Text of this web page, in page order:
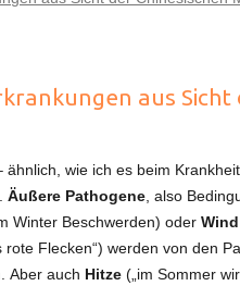
aus Sicht
ähnlich, wie ich es beim
Äußere Pathogene, also
Winter Beschwerden) oderWind
Flecken“) werden von den
Aber auch Hitze(„im Sommer